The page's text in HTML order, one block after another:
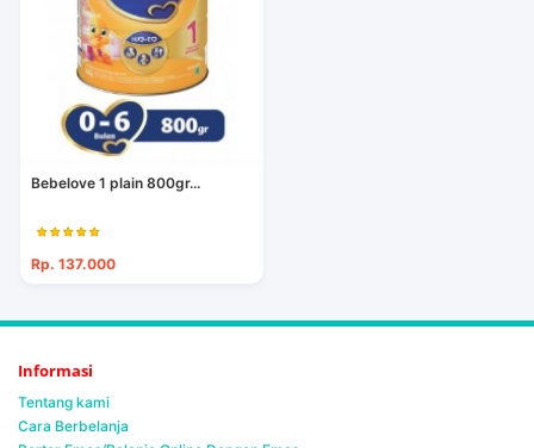
Bebelove 1 plain 800gr...
Rp. 137.000
Informasi
Tentang kami
Cara Berbelanja